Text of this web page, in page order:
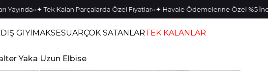
••✦ Tek Kalan Parçalarda Özel Fiyatlar••✦ Havale Ödemelerine Özel %5 İndirim••
DIŞ GİYİMAKSESUARÇOK SATANLARTEK KALANLAR
Yaka Uzun Elbise